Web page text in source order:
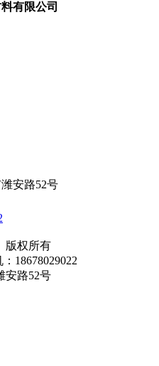
有限公司
安路52号
版权所有
18678029022
安路52号